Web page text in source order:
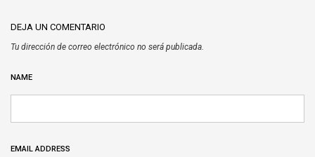
DEJA UN COMENTARIO
Tu dirección de correo electrónico no será publicada.
NAME
EMAIL ADDRESS